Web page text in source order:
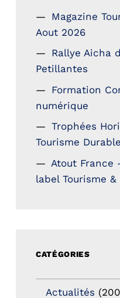
Magazine
Aout 2026
Rallye Aicha
Petillantes
Formation
numérique
Trophées
Tourisme Durable
Atout France
label Tourisme
CATÉGORIES
Actualités